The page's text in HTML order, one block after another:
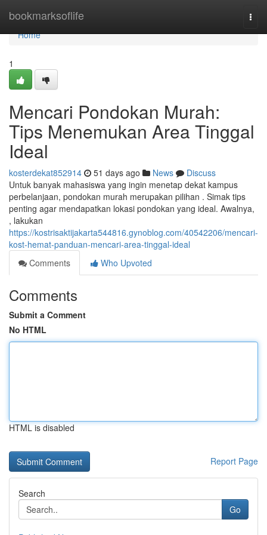
bookmarksoflife
Home
Home
1
Mencari Pondokan Murah:
Tips Menemukan Area Tinggal
Ideal
kosterdekat852914 51 days ago News
Discuss
Untuk banyak mahasiswa yang ingin menetap dekat kampus
perbelanjaan, pondokan murah merupakan pilihan . Simak tips
penting agar mendapatkan lokasi pondokan yang ideal. Awalnya,
, lakukan
https://kostrisaktijakarta544816.gynoblog.com/40542206/mencari-
kost-hemat-panduan-mencari-area-tinggal-ideal
Comments
Who Upvoted
Comments
Submit a Comment
No HTML
HTML is disabled
Report Page
Search
Go